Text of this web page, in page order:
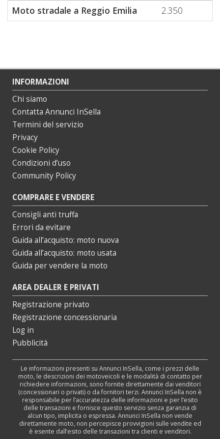
Moto stradale a Reggio Emilia 2.350
INFORMAZIONI
Chi siamo
Contatta Annunci InSella
Termini del servizio
Privacy
Cookie Policy
Condizioni d’uso
Community Policy
COMPRARE E VENDERE
Consigli anti truffa
Errori da evitare
Guida all’acquisto: moto nuova
Guida all’acquisto: moto usata
Guida per vendere la moto
AREA DEALER E PRIVATI
Registrazione privato
Registrazione concessionaria
Log in
Pubblicità
Le informazioni presenti su Annunci InSella, come i prezzi delle
moto, le descrizioni dei motoveicoli e le modalità di contatto per
richiedere informazioni, sono fornite direttamente dai venditori
(concessionari o privati) o da fornitori terzi. Annunci InSella non è
responsabile per l’accuratezza delle informazioni e per l’esito
delle transazioni e fornisce questo servizio senza garanzia di
alcun tipo, implicita o espressa. Annunci InSella non vende
direttamente moto, non percepisce provvigioni sulle vendite ed
è esente dall’esito delle transazioni tra clienti e venditori.